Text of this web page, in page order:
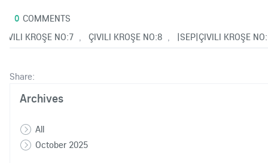
0 COMMENTS
ÇIVILI KROŞE NO:7
ÇIVILI KROŞE NO:8 |SEP|ÇIVILI KROŞE
Share:
Archives
All
October 2025